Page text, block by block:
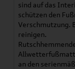
sind auf das
schützen den
Verschmutzung.
reinigen.
an den